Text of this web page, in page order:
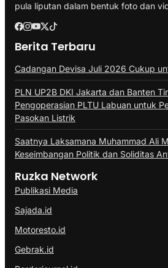
pula liputan dalam bentuk foto dan
Berita Terbaru
Cadangan Devisa Juli 2026 Cukup
PLN UP2B DKI Jakarta dan Banten
Pengoperasian PLTU Labuan untuk
Pasokan Listrik
Saatnya Laksamana Muhammad Ali
Keseimbangan Politik dan Soliditas
Ruzka Network
Publikasi Media
Sajada.id
Motoresto.id
Gebrak.id